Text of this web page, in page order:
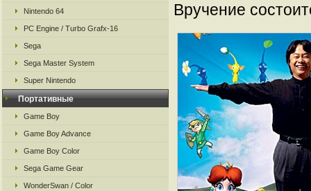
Nintendo 64
PC Engine / Turbo Grafx-16
Sega
Sega Master System
Super Nintendo
Портативные
Game Boy
Game Boy Advance
Game Boy Color
Sega Game Gear
WonderSwan / Color
Вручение